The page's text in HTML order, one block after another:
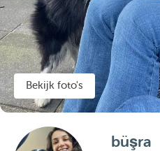
Bekijk foto's
büşra